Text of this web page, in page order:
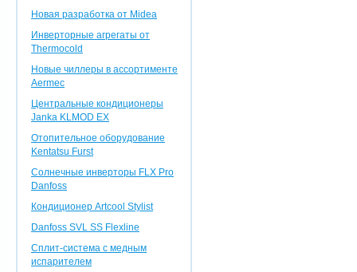
Новая разработка от Midea
Инверторные агрегаты от
Thermocold
Новые чиллеры в ассортименте
Aermec
Центральные кондиционеры
Janka KLMOD EX
Отопительное оборудование
Kentatsu Furst
Солнечные инверторы FLX Pro
Danfoss
Кондиционер Artcool Stylist
Danfoss SVL SS Flexline
Сплит-система с медным
испарителем